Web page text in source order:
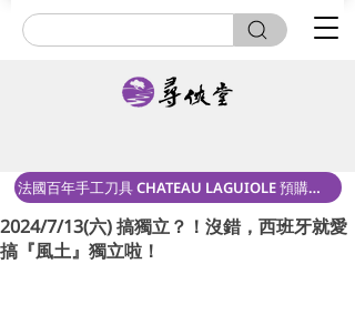
法國百年手工刀具 CHATEAU LAGUIOLE 預購中！
2024/7/13(六) 搞獨立？！沒錯，西班牙就愛
搞『風土』獨立啦！